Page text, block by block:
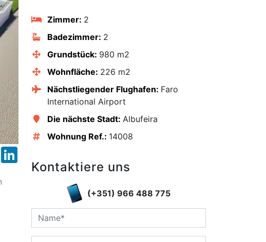
Pinterest
Zimmer: 2
Badezimmer: 2
Grundstück: 980 m2
Wohnfläche: 226 m2
Nächstliegender Flughafen: Faro
International Airport
Die nächste Stadt: Albufeira
Wohnung Ref.: 14008
Kontaktiere uns
(+351) 966 488 775